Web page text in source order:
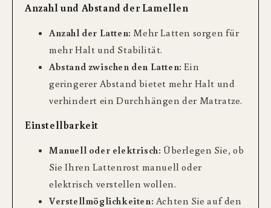
Anzahl und Abstand der Lamellen
Anzahl der Latten: Mehr Latten sorgen für
mehr Halt und Stabilität.
Abstand zwischen den Latten: Ein
geringerer Abstand bietet mehr Halt und
verhindert ein Durchhängen der Matratze.
Einstellbarkeit
Manuell oder elektrisch: Überlegen Sie, ob
Sie Ihren Lattenrost manuell oder
elektrisch verstellen wollen.
Verstellmöglichkeiten: Achten Sie auf den